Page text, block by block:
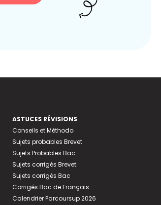
ASTUCES RÉVISIONS
Conseils et Méthodo
Sujets probables Brevet
Sujets Probables Bac
Sujets corrigés Brevet
Sujets corrigés Bac
Corrigés Bac de Français
Calendrier Parcoursup 2026